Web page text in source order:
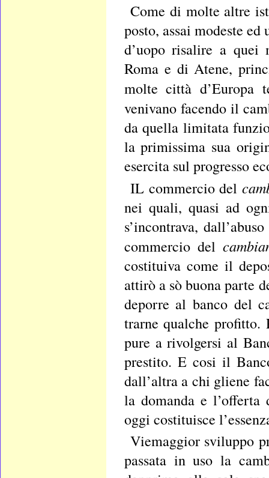
Come di molte altre
posto, assai modeste
d’uopo risalire a
Roma e di Atene,
molte città
venivano facendo il
da quella limitata
la primissima sua
esercita sul progresso
IL commercio del
nei quali, quasi ad
s’incontrava,
commercio del
costituiva come il
attirò a sò buona parte
deporre al banco del
trarne qualche profitto.
pure a rivolgersi al
prestito. E cosi il
dall’altra a chi gliene
la domanda e
oggi costituisce
Viemaggior sviluppo
passata in uso la